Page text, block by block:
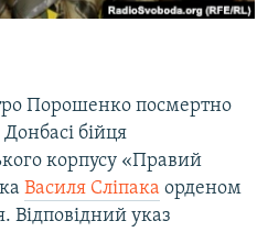
Порошенко посмертно
бійця
корпусу «Правий
Василя Сліпака орденом
Відповідний указ